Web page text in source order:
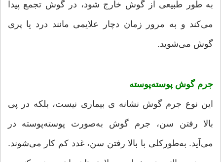
به طور طبیعی از گوش خارج شود، در گوش تجمع پیدا
می‌کند و به مرور زمان دچار علایمی مانند درد یا پری
گوش می‌شوید.
جرم گوش پوسته‌پوسته
این نوع جرم گوش نشانه ی بیماری نیست، بلکه در پی
بالا رفتن سن، جرم گوش به‌صورت پوسته‌پوسته در
می‌آید. به‌طورکلی با بالا رفتن سن، غدد کم کار می‌شوند.